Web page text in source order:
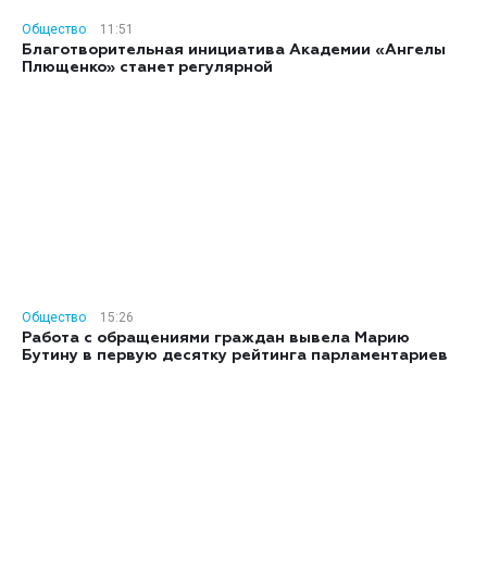
Общество
11:51
Благотворительная инициатива Академии «Ангелы
Плющенко» станет регулярной
Общество
15:26
Работа с обращениями граждан вывела Марию
Бутину в первую десятку рейтинга парламентариев